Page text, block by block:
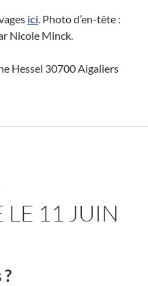
ici. Photo d’en-tête :
Nicole Minck.
Hessel 30700 Aigaliers
LE 11 JUIN